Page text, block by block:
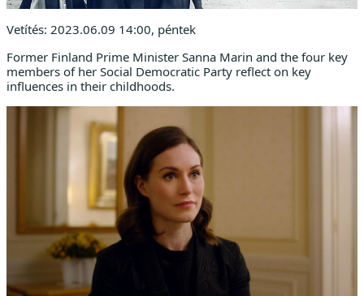
Vetítés: 2023.06.09 14:00, péntek
Former Finland Prime Minister Sanna Marin and the four key
members of her Social Democratic Party reflect on key
influences in their childhoods.